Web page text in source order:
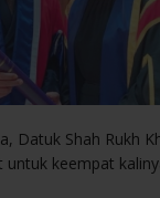
Datuk Shah Rukh
keempat